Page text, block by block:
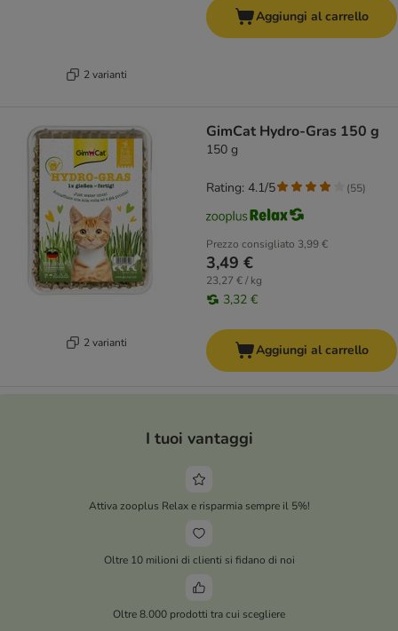
2 varianti
Aggiungi al carrello
2 varianti
GimCat Hydro-Gras 150 g
150 g
Prezzo consigliato 3,99 €
3,49 €
23,27 € / kg
3,32 €
Rating: 4.1/5 (55)
Aggiungi al carrello
I tuoi vantaggi
Attiva zooplus Relax e risparmia sempre il 5%!
Oltre 10 milioni di clienti si fidano di noi
Oltre 8.000 prodotti tra cui scegliere